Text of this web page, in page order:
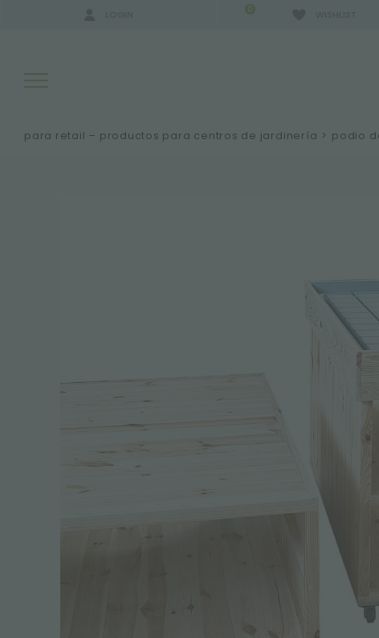
0
para retail – productos para centros de jardinería > podio